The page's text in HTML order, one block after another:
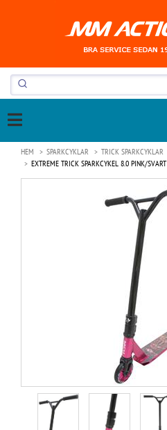
HEM SPARKCYKLAR
TRICK SPARKCYKLAR
EXTREME TRICK SPARKCYKEL 8.0 PINK/SVART